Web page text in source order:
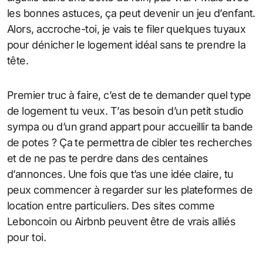
les bonnes astuces, ça peut devenir un jeu d’enfant.
Alors, accroche-toi, je vais te filer quelques tuyaux
pour dénicher le logement idéal sans te prendre la
tête.
Premier truc à faire, c’est de te demander quel type
de logement tu veux. T’as besoin d’un petit studio
sympa ou d’un grand appart pour accueillir ta bande
de potes ? Ça te permettra de cibler tes recherches
et de ne pas te perdre dans des centaines
d’annonces. Une fois que t’as une idée claire, tu
peux commencer à regarder sur les plateformes de
location entre particuliers. Des sites comme
Leboncoin ou Airbnb peuvent être de vrais alliés
pour toi.